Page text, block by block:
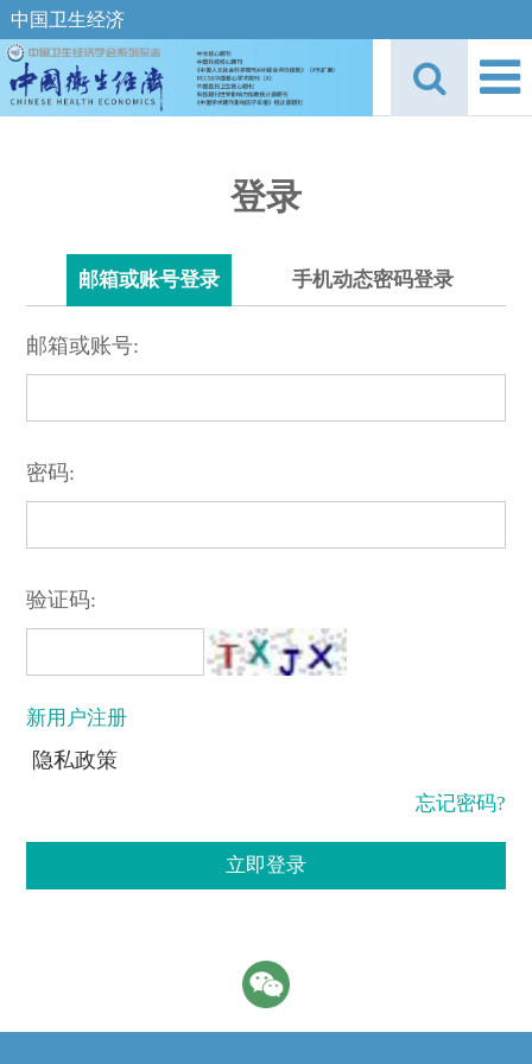
中国卫生经济
登录
邮箱或账号登录 手机动态密码登录
邮箱或账号:
密码:
验证码:
新用户注册
隐私政策
忘记密码?
立即登录